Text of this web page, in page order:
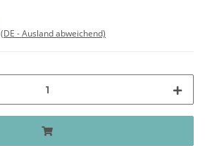
(DE - Ausland abweichend)